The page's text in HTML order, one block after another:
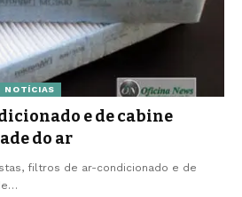
NOTÍCIAS
e de cabine
do ar
filtros de ar-condicionado e de